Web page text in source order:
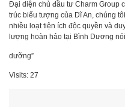
Đại diện chủ đầu tư Charm Group
trúc biểu tượng của Dĩ An, chúng
nhiều loạt tiện ích độc quyền và
lượng hoàn hảo tại Bình Dương
dưỡng”
Visits: 27